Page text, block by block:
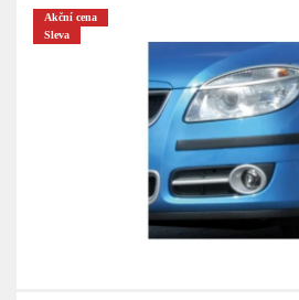
Akční cena
Sleva